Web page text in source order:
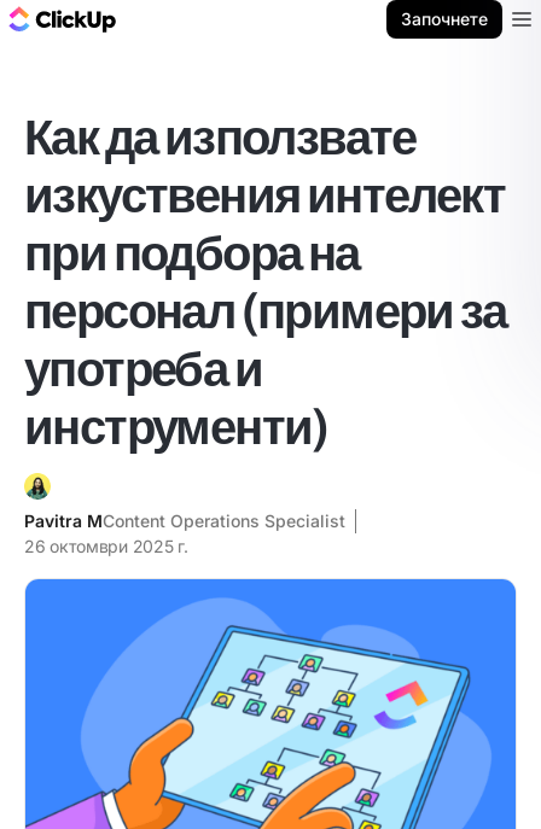
Започнете
Как да използвате
изкуствения интелект
при подбора на
персонал (примери за
употреба и
инструменти)
Pavitra MContent Operations Specialist
26 октомври 2025 г.